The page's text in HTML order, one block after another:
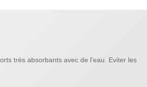
très absorbants avec de l'eau. Eviter les